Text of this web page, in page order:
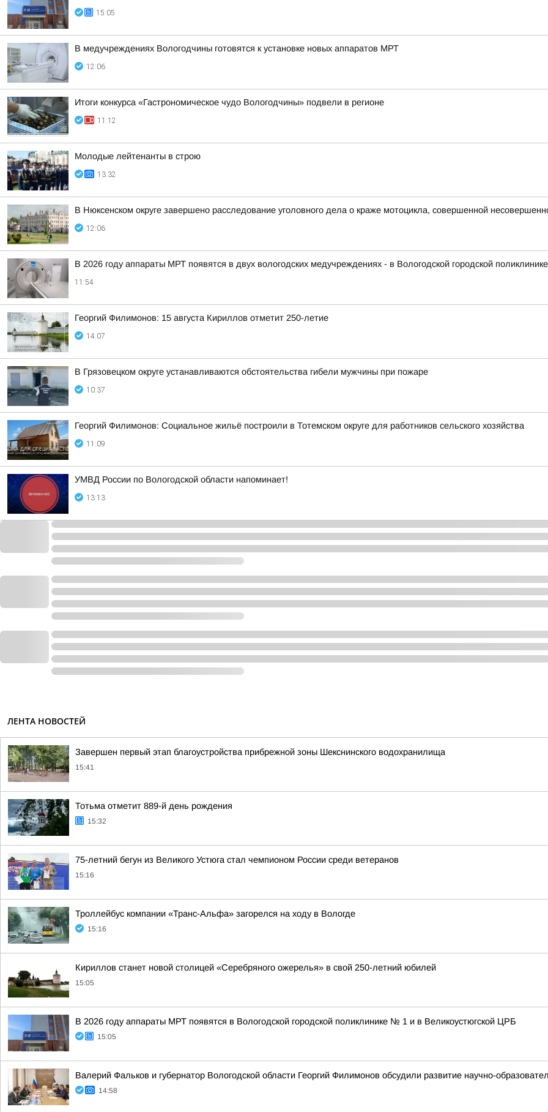
15:05
В медучреждениях Вологодчины готовятся к установке новых аппаратов МРТ
12:06
Итоги конкурса «Гастрономическое чудо Вологодчины» подвели в регионе
11:12
Молодые лейтенанты в строю
13:32
В Нюксенском округе завершено расследование уголовного дела о краже мотоцикла, совершенной
12:06
В 2026 году аппараты МРТ появятся в двух вологодских медучреждениях - в Вологодской городской
11:54
Георгий Филимонов: 15 августа Кириллов отметит 250-летие
14:07
В Грязовецком округе устанавливаются обстоятельства гибели мужчины при пожаре
10:37
Георгий Филимонов: Социальное жильё построили в Тотемском округе для работников сельского хозяйства
11:09
УМВД России по Вологодской области напоминает!
13:13
ЛЕНТА НОВОСТЕЙ
Завершен первый этап благоустройства прибрежной зоны Шекснинского водохранилища
15:41
Тотьма отметит 889-й день рождения
15:32
75-летний бегун из Великого Устюга стал чемпионом России среди ветеранов
15:16
Троллейбус компании «Транс-Альфа» загорелся на ходу в Вологде
15:16
Кириллов станет новой столицей «Серебряного ожерелья» в свой 250-летний юбилей
15:05
В 2026 году аппараты МРТ появятся в Вологодской городской поликлинике № 1 и в Великоустюгской ЦРБ
15:05
Валерий Фальков и губернатор Вологодской области Георгий Филимонов обсудили развитие научно-
14:58